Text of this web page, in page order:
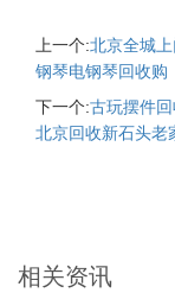
上一个:北京全城
钢琴电钢琴回收购
下一个:古玩摆件
北京回收新石头老
相关资讯